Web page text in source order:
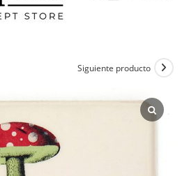
Siguiente producto